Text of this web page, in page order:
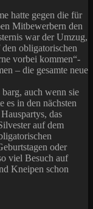
hatte gegen die für
Mitbewerbern den
war der Umzug,
obligatorischen
vorbei kommen“-
– die gesamte neue
auch wenn sie
es in den nächsten
das
auf dem
oder
viel Besuch auf
Kneipen schon